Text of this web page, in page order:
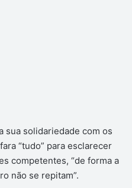
sua solidariedade com os
“tudo” para esclarecer
competentes, “de forma a
não se repitam”.